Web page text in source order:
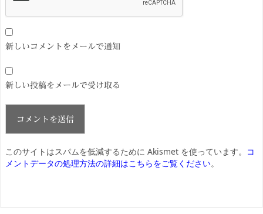
新しいコメントをメールで通知
新しい投稿をメールで受け取る
このサイトはスパムを低減するために Akismet を使っています。 コ
メントデータの処理方法の詳細はこちらをご覧ください。